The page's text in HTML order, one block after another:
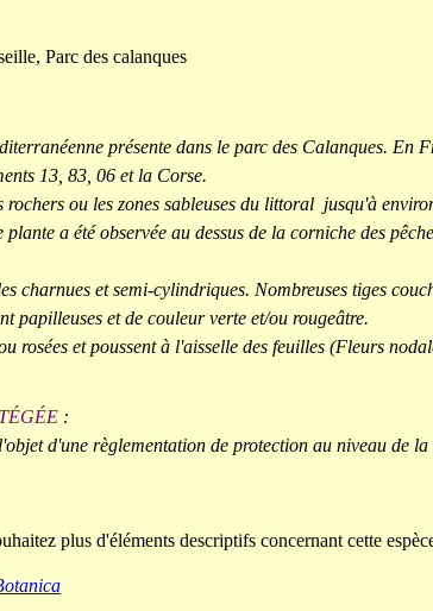
Parc des calanques
présente dans le parc des Calanques. En
13, 83, 06 et la Corse.
rochers ou les zones sableuses du littoral jusqu'à
plante a été observée au dessus de la corniche des
charnues et semi-cylindriques. Nombreuses tiges
papilleuses et de couleur verte et/ou rougeâtre.
rosées et poussent à l'aisselle des feuilles (Fleurs
:
d'une règlementation de protection au niveau de
plus d'éléments descriptifs concernant cette